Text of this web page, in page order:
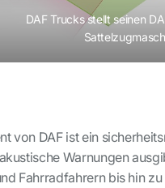
DAF Trucks stellt seinen
von DAF ist ein
Warnungen
Fahrradfahrern bis hin